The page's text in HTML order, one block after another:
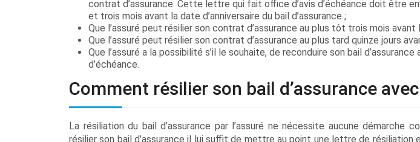
contrat d’assurance. Cette lettre qui fait office d’avis d’échéance doit être
et trois mois avant la date d’anniversaire du bail d’assurance ;
Que l’assuré peut résilier son contrat d’assurance au plus tôt trois mois
Que l’assuré peut résilier son contrat d’assurance au plus tard quinze jours
Que l’assuré a la possibilité s’il le souhaite, de reconduire son bail d’assurance
d’échéance.
Comment résilier son bail d’assurance
La résiliation du bail d’assurance par l’assuré ne nécessite aucune démarche
résilier son bail d’assurance il lui suffit de mettre au point une lettre de résiliation